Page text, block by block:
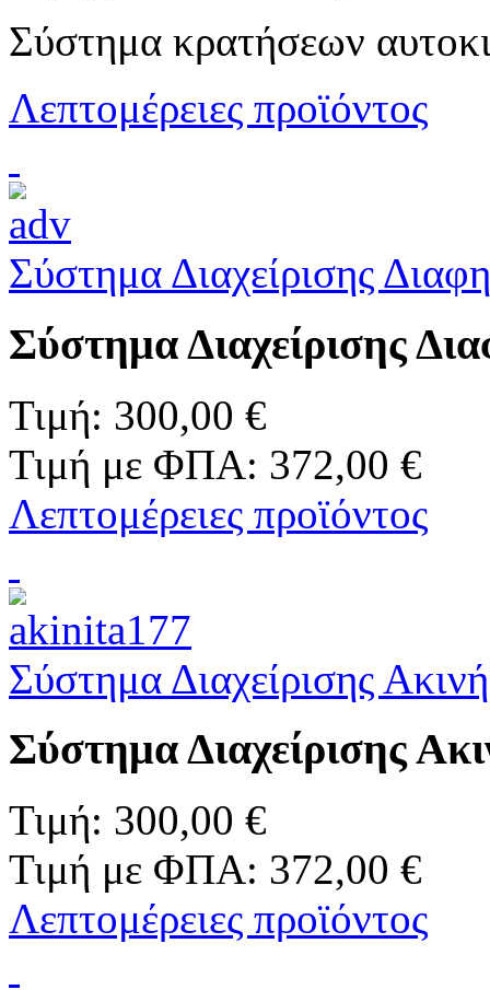
Σύστημα κρατήσεων
Λεπτομέρειες προϊόντος
Σύστημα Διαχείρισης
Σύστημα Διαχείρισης
Τιμή: 300,00 €
Τιμή με ΦΠΑ: 372,00 €
Λεπτομέρειες προϊόντος
Σύστημα Διαχείρισης
Σύστημα Διαχείρισης
Τιμή: 300,00 €
Τιμή με ΦΠΑ: 372,00 €
Λεπτομέρειες προϊόντος